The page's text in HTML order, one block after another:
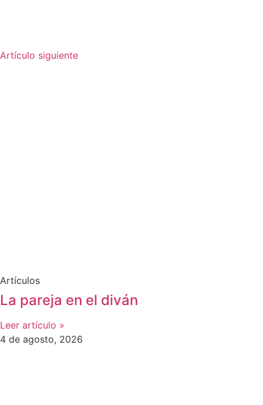
Artículo siguiente
Artículos
La pareja en el diván
Leer artículo »
4 de agosto, 2026